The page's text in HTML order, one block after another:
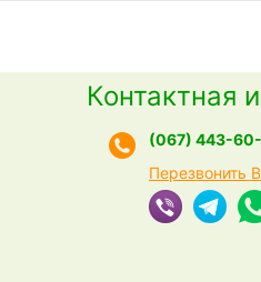
Контактная
(067) 443-
Перезвонить